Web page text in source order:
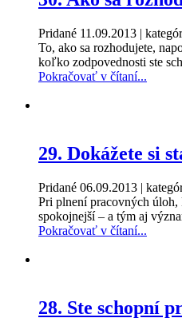
Pridané 11.09.2013 |
To, ako sa rozhodujete,
koľko zodpovednosti ste
Pokračovať v čítaní...
29. Dokážete si
Pridané 06.09.2013 |
Pri plnení pracovných úloh,
spokojnejší – a tým aj
Pokračovať v čítaní...
28. Ste schopní